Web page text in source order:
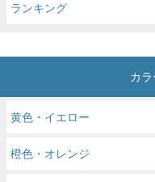
ランキング
カ
黄色・イエロー
橙色・オレンジ